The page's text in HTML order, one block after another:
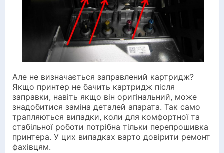
Але не визначається заправлений картридж?
Якщо принтер не бачить картридж після
заправки, навіть якщо він оригінальний, може
знадобитися заміна деталей апарата. Так само
трапляються випадки, коли для комфортної та
стабільної роботи потрібна тільки перепрошивка
принтера. У цих випадках варто довірити ремонт
фахівцям.